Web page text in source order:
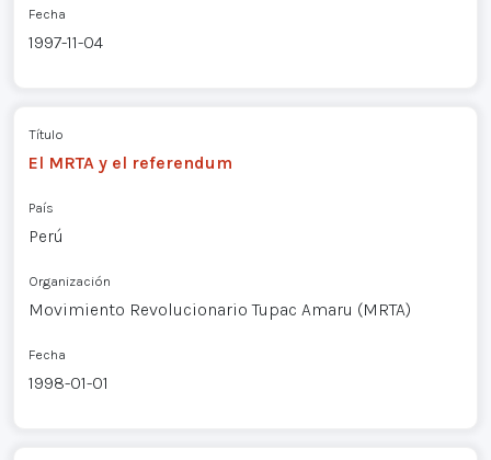
Fecha
1997-11-04
Título
El MRTA y el referendum
País
Perú
Organización
Movimiento Revolucionario Tupac Amaru (MRTA)
Fecha
1998-01-01